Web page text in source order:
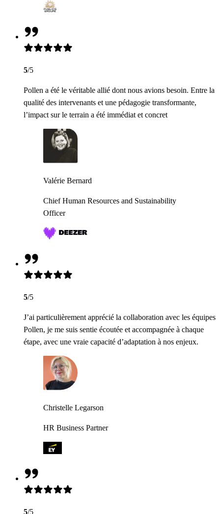
5/5
Pollen a été le véritable allié dont nous avions besoin. Entre la
qualité des intervenants et une pédagogie transformante,
l’impact sur le terrain a été immédiat et concret
Valérie Bernard
Chief Human Resources and Sustainability
Officer
5/5
J’ai particulièrement apprécié la collaboration avec les équipes
Pollen, je me suis sentie écoutée et accompagnée à chaque
étape, avec une vraie capacité d’adaptation à nos enjeux.
Christelle Legarson
HR Business Partner
5/5